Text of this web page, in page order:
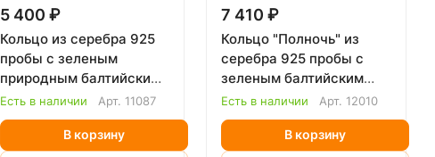
5 400 ₽
Кольцо из серебра 925
пробы с зеленым
природным балтийским
янтарем
Есть в наличии Арт. 11087
В корзину
7 410 ₽
Кольцо "Полночь" из
серебра 925 пробы с
зеленым балтийским
янтарем
Есть в наличии Арт. 12010
В корзину